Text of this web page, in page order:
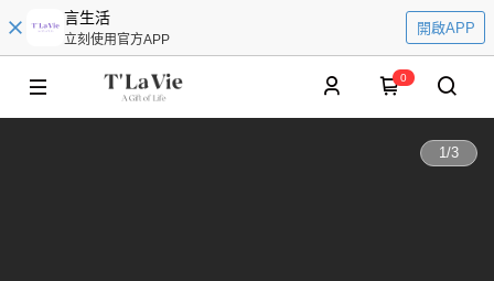
言生活
立刻使用官方APP
開啟APP
0
1/3